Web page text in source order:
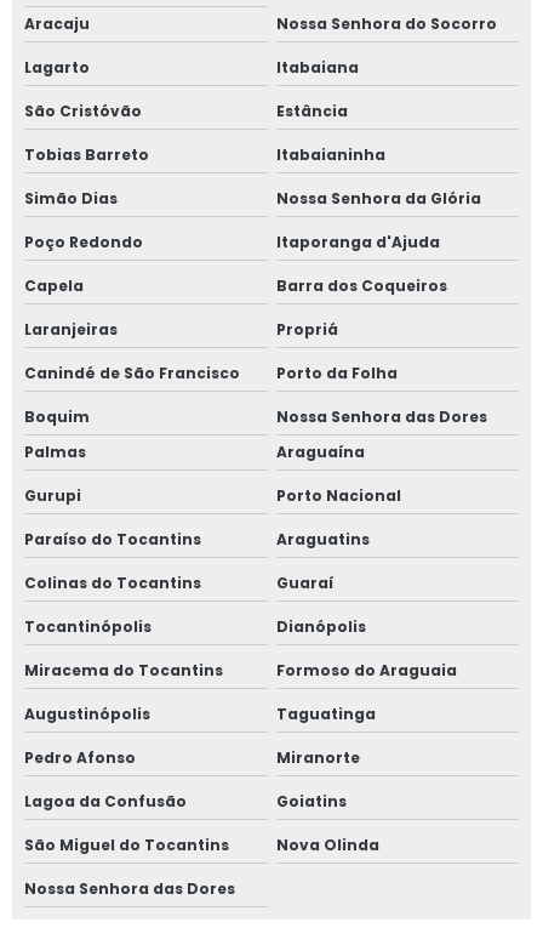
Aracaju
Nossa Senhora do Socorro
Lagarto Itabaiana
São Cristóvão Estância
Tobias Barreto Itabaianinha
Simão Dias Nossa Senhora da Glória
Poço Redondo Itaporanga d'Ajuda
Capela Barra dos Coqueiros
Laranjeiras Propriá
Canindé de São Francisco Porto da Folha
Boquim
Nossa Senhora das Dores
Palmas
Araguaína
Gurupi Porto Nacional
Paraíso do Tocantins Araguatins
Colinas do Tocantins Guaraí
Tocantinópolis Dianópolis
Miracema do Tocantins Formoso do Araguaia
Augustinópolis Taguatinga
Pedro Afonso Miranorte
Lagoa da Confusão Goiatins
São Miguel do Tocantins Nova Olinda
Nossa Senhora das Dores